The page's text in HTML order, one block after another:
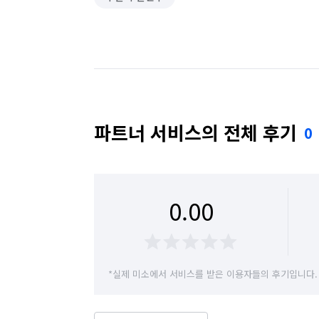
파트너 서비스의 전체 후기 0
0.00
*실제 미소에서 서비스를 받은 이용자들의 후기입니다.